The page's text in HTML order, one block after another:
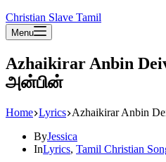
Christian Slave Tamil
Menu
Azhaikirar Anbin
அன்பின்
Home Lyrics Azhaikirar Anbin
ByJessica
InLyrics, Tamil Christian